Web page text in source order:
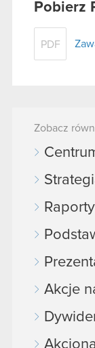
Pobierz
PDF
Zobacz
Akcje